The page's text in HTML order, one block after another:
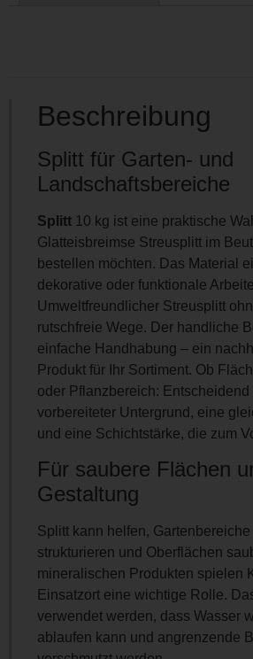
Beschreibung
Splitt für Garten- und
Landschaftsbereiche
Splitt10 kg ist eine praktische
Glatteisbreimse Streusplitt im
bestellen möchten. Das Material
dekorative oder funktionale
Umweltfreundlicher Streusplitt
rutschfreie Wege. Der handliche
einfache Handhabung – ein
Produkt für Ihr Sortiment. Ob
oder Pflanzbereich:
vorbereiteter Untergrund, eine
und eine Schichtstärke, die zum
Für saubere Flächen
Gestaltung
Splitt kann helfen,
strukturieren und Oberflächen
mineralischen Produkten spielen
Einsatzort eine wichtige Rolle.
verwendet werden, dass Wasser
ablaufen kann und angrenzende